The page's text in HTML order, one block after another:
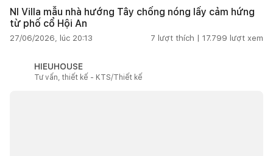
NI Villa mẫu nhà hướng Tây chống nóng lấy cảm hứng
từ phố cổ Hội An
27/06/2026, lúc 20:13 7 lượt thích | 17.799 lượt xem
HIEUHOUSE
Tư vấn, thiết kế - KTS/Thiết kế